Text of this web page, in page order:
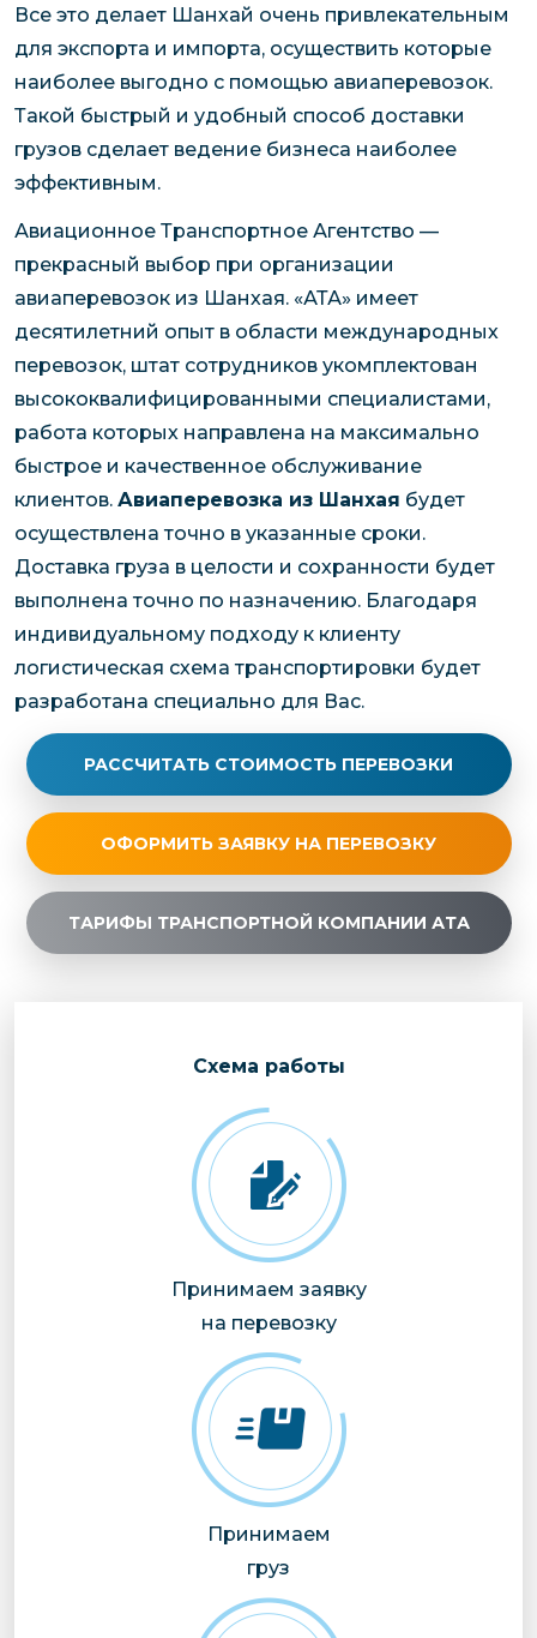
Все это делает Шанхай очень привлекательным
для экспорта и импорта, осуществить которые
наиболее выгодно с помощью авиаперевозок.
Такой быстрый и удобный способ доставки
грузов сделает ведение бизнеса наиболее
эффективным.
Авиационное Транспортное Агентство —
прекрасный выбор при организации
авиаперевозок из Шанхая. «АТА» имеет
десятилетний опыт в области международных
перевозок, штат сотрудников укомплектован
высококвалифицированными специалистами,
работа которых направлена на максимально
быстрое и качественное обслуживание
клиентов. Авиаперевозка из Шанхая будет
осуществлена точно в указанные сроки.
Доставка груза в целости и сохранности будет
выполнена точно по назначению. Благодаря
индивидуальному подходу к клиенту
логистическая схема транспортировки будет
разработана специально для Вас.
РАССЧИТАТЬ СТОИМОСТЬ ПЕРЕВОЗКИ
ОФОРМИТЬ ЗАЯВКУ НА ПЕРЕВОЗКУ
ТАРИФЫ ТРАНСПОРТНОЙ КОМПАНИИ АТА
Cхема работы
Принимаем заявку
на перевозку
Принимаем
груз